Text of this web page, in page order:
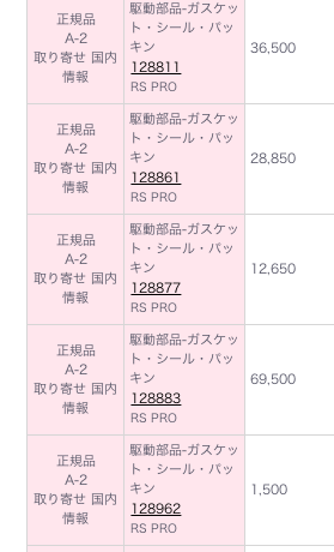
正規品
A-2
取り寄せ 国内
情報
駆動部品-ガスケッ
ト・シール・パッ
キン
128811
RS PRO
36,500
正規品
A-2
取り寄せ 国内
情報
駆動部品-ガスケッ
ト・シール・パッ
キン
128861
RS PRO
28,850
正規品
A-2
取り寄せ 国内
情報
駆動部品-ガスケッ
ト・シール・パッ
キン
128877
RS PRO
12,650
正規品
A-2
取り寄せ 国内
情報
駆動部品-ガスケッ
ト・シール・パッ
キン
128883
RS PRO
69,500
正規品
A-2
取り寄せ 国内
情報
駆動部品-ガスケッ
ト・シール・パッ
キン
128962
RS PRO
1,500